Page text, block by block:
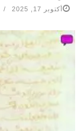
أكتوبر 17, 2025